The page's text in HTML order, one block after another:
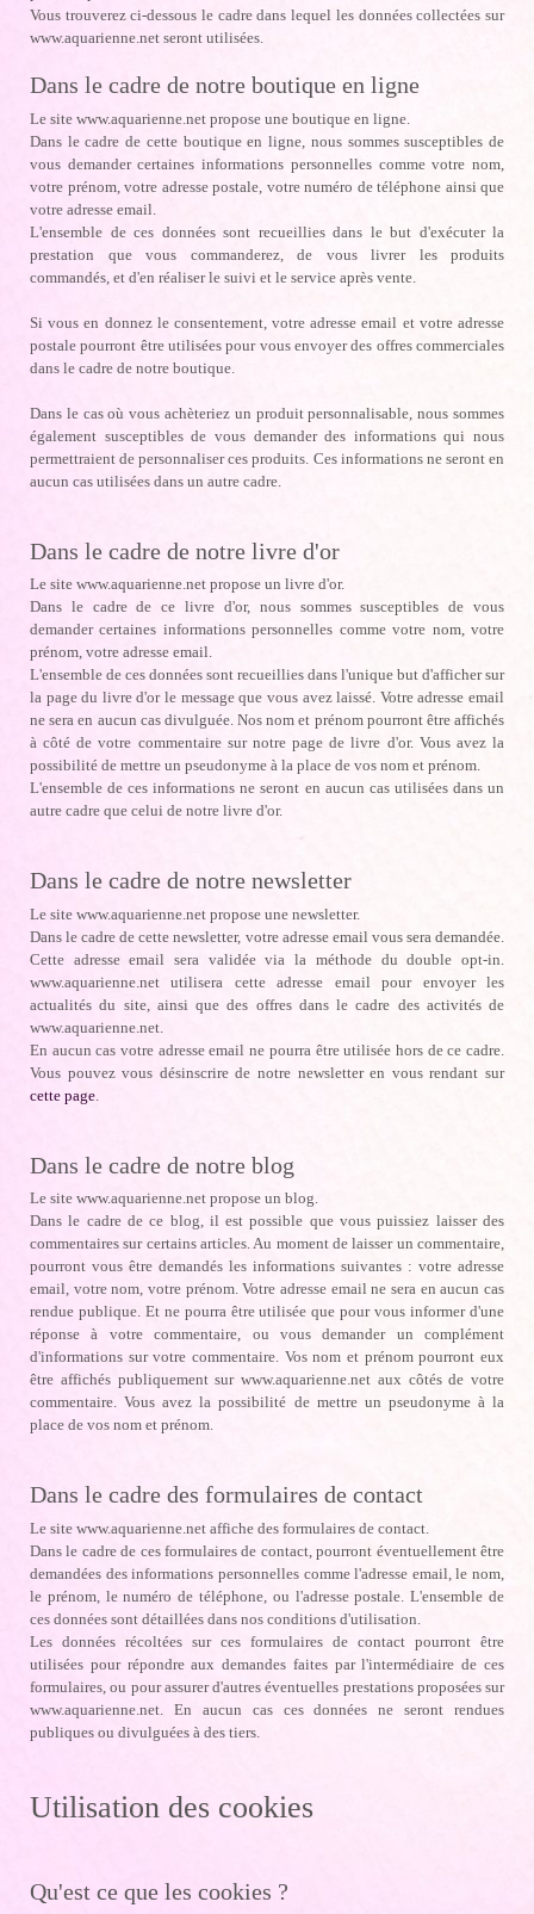
Vous trouverez ci-dessous le cadre dans lequel les données collectées sur
www.aquarienne.net seront utilisées.
Dans le cadre de notre boutique en ligne
Le site www.aquarienne.net propose une boutique en ligne.
Dans le cadre de cette boutique en ligne, nous sommes susceptibles de
vous demander certaines informations personnelles comme votre nom,
votre prénom, votre adresse postale, votre numéro de téléphone ainsi que
votre adresse email.
L'ensemble de ces données sont recueillies dans le but d'exécuter la
prestation que vous commanderez, de vous livrer les produits
commandés, et d'en réaliser le suivi et le service après vente.
Si vous en donnez le consentement, votre adresse email et votre adresse
postale pourront être utilisées pour vous envoyer des offres commerciales
dans le cadre de notre boutique.
Dans le cas où vous achèteriez un produit personnalisable, nous sommes
également susceptibles de vous demander des informations qui nous
permettraient de personnaliser ces produits. Ces informations ne seront en
aucun cas utilisées dans un autre cadre.
Dans le cadre de notre livre d'or
Le site www.aquarienne.net propose un livre d'or.
Dans le cadre de ce livre d'or, nous sommes susceptibles de vous
demander certaines informations personnelles comme votre nom, votre
prénom, votre adresse email.
L'ensemble de ces données sont recueillies dans l'unique but d'afficher sur
la page du livre d'or le message que vous avez laissé. Votre adresse email
ne sera en aucun cas divulguée. Nos nom et prénom pourront être affichés
à côté de votre commentaire sur notre page de livre d'or. Vous avez la
possibilité de mettre un pseudonyme à la place de vos nom et prénom.
L'ensemble de ces informations ne seront en aucun cas utilisées dans un
autre cadre que celui de notre livre d'or.
Dans le cadre de notre newsletter
Le site www.aquarienne.net propose une newsletter.
Dans le cadre de cette newsletter, votre adresse email vous sera demandée.
Cette adresse email sera validée via la méthode du double opt-in.
www.aquarienne.net utilisera cette adresse email pour envoyer les
actualités du site, ainsi que des offres dans le cadre des activités de
www.aquarienne.net.
En aucun cas votre adresse email ne pourra être utilisée hors de ce cadre.
Vous pouvez vous désinscrire de notre newsletter en vous rendant sur
cette page
Dans le cadre de notre blog
Le site www.aquarienne.net propose un blog.
Dans le cadre de ce blog, il est possible que vous puissiez laisser des
commentaires sur certains articles. Au moment de laisser un commentaire,
pourront vous être demandés les informations suivantes : votre adresse
email, votre nom, votre prénom. Votre adresse email ne sera en aucun cas
rendue publique. Et ne pourra être utilisée que pour vous informer d'une
réponse à votre commentaire, ou vous demander un complément
d'informations sur votre commentaire. Vos nom et prénom pourront eux
être affichés publiquement sur www.aquarienne.net aux côtés de votre
commentaire. Vous avez la possibilité de mettre un pseudonyme à la
place de vos nom et prénom.
Dans le cadre des formulaires de contact
Le site www.aquarienne.net affiche des formulaires de contact.
Dans le cadre de ces formulaires de contact, pourront éventuellement être
demandées des informations personnelles comme l'adresse email, le nom,
le prénom, le numéro de téléphone, ou l'adresse postale. L'ensemble de
ces données sont détaillées dans nos conditions d'utilisation.
Les données récoltées sur ces formulaires de contact pourront être
utilisées pour répondre aux demandes faites par l'intermédiaire de ces
formulaires, ou pour assurer d'autres éventuelles prestations proposées sur
www.aquarienne.net. En aucun cas ces données ne seront rendues
publiques ou divulguées à des tiers.
Utilisation des cookies
Qu'est ce que les cookies ?